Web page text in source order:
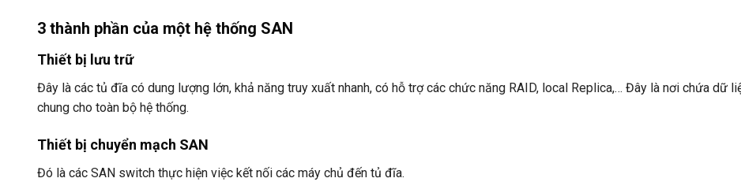
3 thành phần của một hệ thống SAN
Thiết bị lưu trữ
Đây là các tủ đĩa có dung lượng lớn, khả năng truy xuất nhanh, có hỗ trợ các chức năng RAID, local Replica,… Đây là nơi chứa dữ
chung cho toàn bộ hệ thống.
Thiết bị chuyển mạch SAN
Đó là các SAN switch thực hiện việc kết nối các máy chủ đến tủ đĩa.